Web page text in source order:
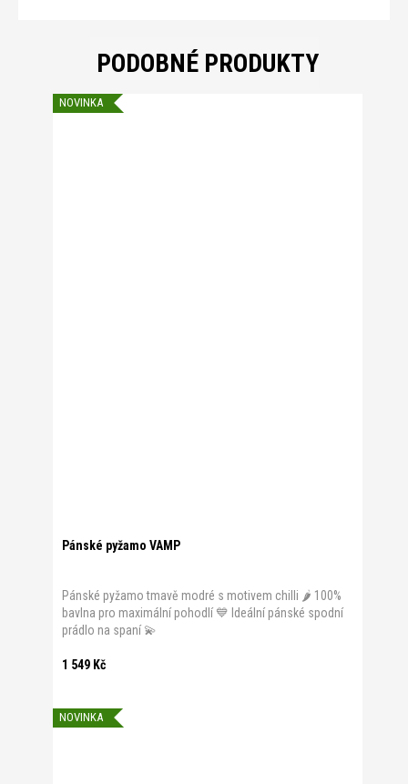
PODOBNÉ PRODUKTY
NOVINKA
Pánské pyžamo VAMP
1 549 Kč
Pánské pyžamo tmavě modré s motivem chilli 🌶️ 100%
bavlna pro maximální pohodlí 💙 Ideální pánské spodní
prádlo na spaní 💫
NOVINKA